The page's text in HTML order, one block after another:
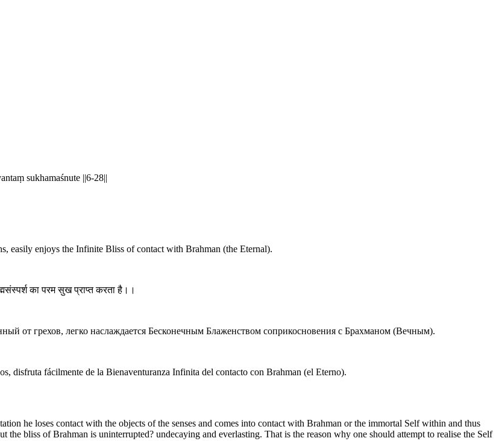
sukhamaśnute ||6-28||
easily enjoys the Infinite Bliss of contact with Brahman (the Eternal).
का परम सुख प्राप्त करता है।।
от грехов, легко наслаждается Бесконечным Блаженством соприкосновения с Брахманом (Вечным).
disfruta fácilmente de la Bienaventuranza Infinita del contacto con Brahman (el Eterno).
he loses contact with the objects of the senses and comes into contact with Brahman or the immortal Self within and thus
bliss of Brahman is uninterrupted? undecaying and everlasting. That is the reason why one should attempt to realise the Self